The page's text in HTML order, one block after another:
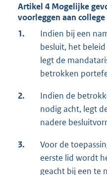
Artikel 4 Mogelijke
voorleggen aan college
1.
Indien bij een
besluit, het
legt de
betrokken
2.
Indien de
nodig acht, legt
nadere
3.
Voor de
eerste lid wordt
geacht bij een te